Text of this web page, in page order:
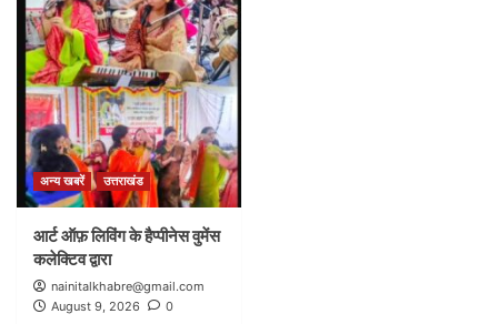
अन्य खबरें उत्तराखंड
आर्ट ऑफ़ लिविंग के हैप्पीनेस वुमेंस
कलेक्टिव द्वारा
nainitalkhabre@gmail.com
August 9, 2026
0